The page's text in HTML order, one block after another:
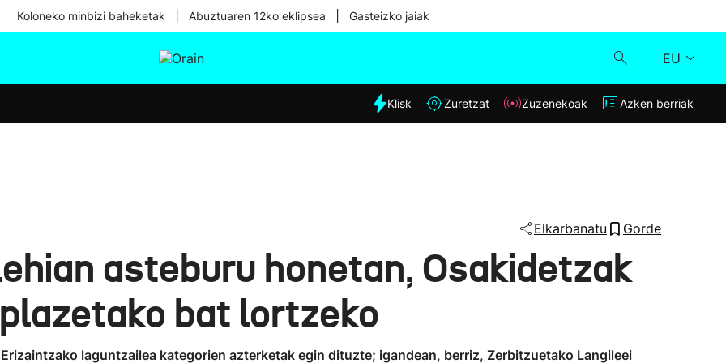
Koloneko minbizi baheketak Abuztuaren 12ko eklipsea Gasteizko jaiak
EU
Eguraldia
Klisk
Azken berriak
Klisk Zuretzat Zuzenekoak Azken berriak
Elkarbanatu Gorde
asteburu honetan, Osakidetzak
bat lortzeko
laguntzailea kategorien azterketak egin dituzte; igandean, berriz, Zerbitzuetako Langileei